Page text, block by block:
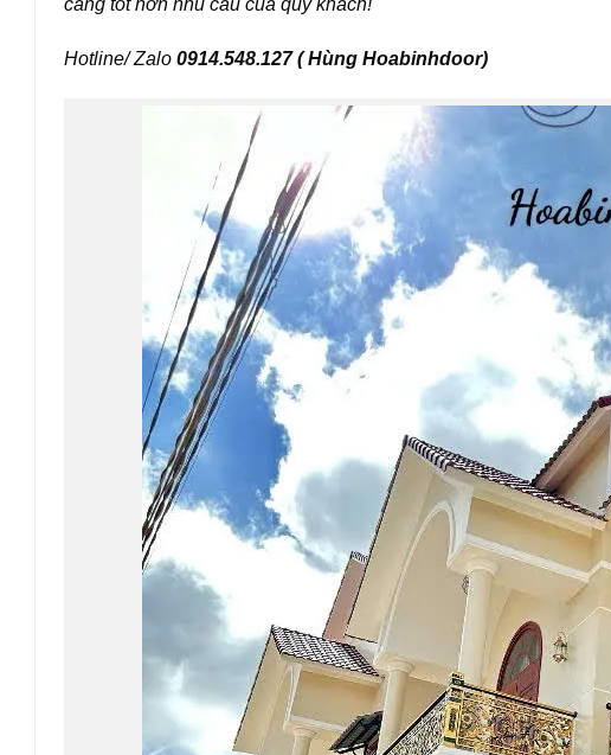
càng tốt hơn nhu cầu của quý khách!
Hotline/ Zalo 0914.548.127 ( Hùng Hoabinhdoor)